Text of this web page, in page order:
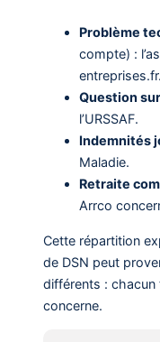
Problème
compte) :
entreprises.fr.
Question
l’URSSAF.
Indemnités
Maladie.
Retraite
Arrco
Cette répartition
de DSN peut
différents : chacun
concerne.